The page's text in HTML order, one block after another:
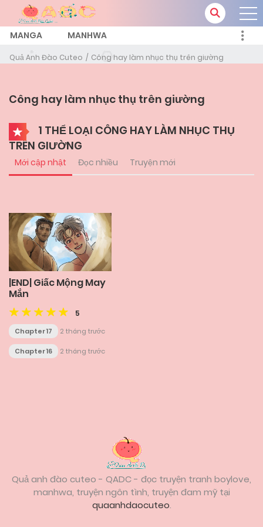
MANGA MANHWA
Quả Anh Đào Cuteo Công hay làm nhục thụ trên giường
Công hay làm nhục thụ trên giường
1 THỂ LOẠI CÔNG HAY LÀM NHỤC THỤ
TRÊN GIƯỜNG
Mới cập nhật Đọc nhiều Truyện mới
|END| Giấc Mộng May
Mắn
5
Chapter 17 2 tháng trước
Chapter 16 2 tháng trước
Quả anh đào cuteo - QADC - đọc truyện tranh boylove,
manhwa, truyện ngôn tình, truyện đam mỹ tại
quaanhdaocuteo.